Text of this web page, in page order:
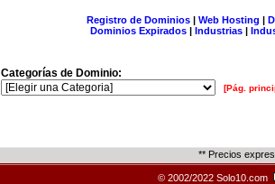
Registro de Dominios| Web Hosting |
Dominios Expirados | Industrias |
Categorías de Dominio:
[Pág.
** Precios
© 2002/2022 Solo10.com